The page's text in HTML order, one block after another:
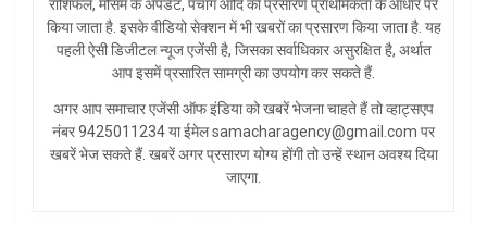
राशिफल, मौसम के अपडेट, पंचाग आदि का प्रसारण प्राथमिकता के आधार पर
किया जाता है. इसके वीडियो सेक्शन में भी खबरों का प्रसारण किया जाता है. यह
पहली ऐसी डिजीटल न्यूज एजेंसी है, जिसका सर्वाधिकार असुरक्षित है, अर्थात
आप इसमें प्रसारित सामग्री का उपयोग कर सकते हैं.
अगर आप समाचार एजेंसी ऑफ इंडिया को खबरें भेजना चाहते हैं तो व्हाट्सएप
नंबर 9425011234 या ईमेल samacharagency@gmail.com पर
खबरें भेज सकते हैं. खबरें अगर प्रसारण योग्य होंगी तो उन्हें स्थान अवश्य दिया
जाएगा.